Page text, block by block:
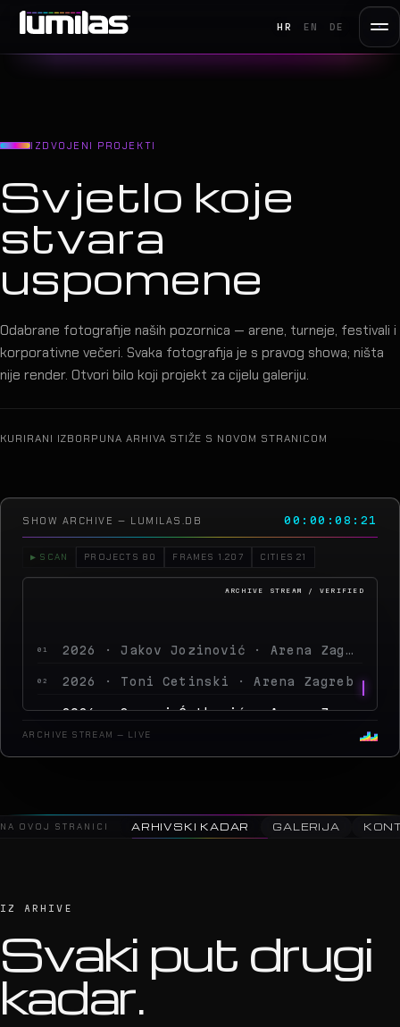
HR EN DE
IZDVOJENI PROJEKTI
Svjetlo koje
stvara
uspomene
Odabrane fotografije naših pozornica — arene, turneje, festivali i
korporativne večeri. Svaka fotografija je s pravog showa; ništa
nije render. Otvori bilo koji projekt za cijelu galeriju.
KURIRANI IZBORPUNA ARHIVA STIŽE S NOVOM STRANICOM
SHOW ARCHIVE — LUMILAS.DB 00:00:11:18
▶ SCAN PROJECTS 80 FRAMES 1.207 CITIES 21
02 2026 · Toni Cetinski · Arena Zagreb
03 2026 · Sergej Ćetković · Arena Zagreb
2026 · Peđa Jovanović · Arena Zagreb
ARCHIVE STREAM — LIVE
NA OVOJ STRANICI ARHIVSKI KADAR GALERIJA
IZ ARHIVE
Svaki put drugi
kadar.